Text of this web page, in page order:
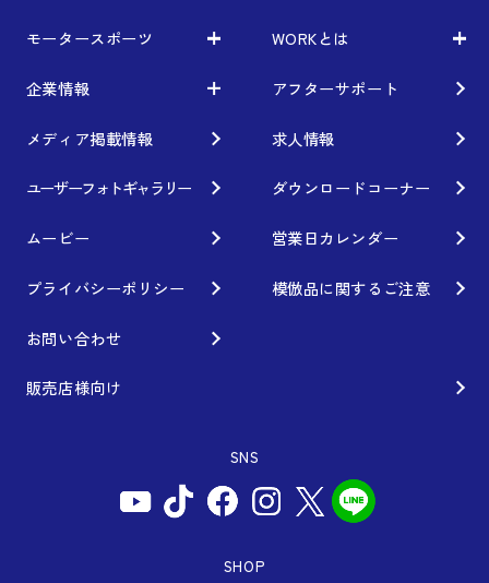
車から検索
利用条件／注意事項
ブランド紹介
ホイール情報
カスタムオーダープラン
オプション・グッズ
アフターサポート
お知らせ
イベント情報
モータースポーツ
レーシング特集
Gymkhana
DIRT TRIAL
SUPER GT
Rally
GR86/BRZ Cup
D1 GRAND PRIX
WORKとは
テクノロジー
クオリティー
デザイン
企業情報
フィロソフィー
経営理念
私たちのあるべき姿
工場概要
会社沿革
組織図
お問い合わせ用コールセンター
アフターサポート
メディア掲載情報 求人情報
ユーザーフォトギャラリー ダウンロードコーナー
ムービー 営業日カレンダー
プライバシーポリシー 模倣品に関するご注意
お問い合わせ
販売店様向け
SNS
SHOP